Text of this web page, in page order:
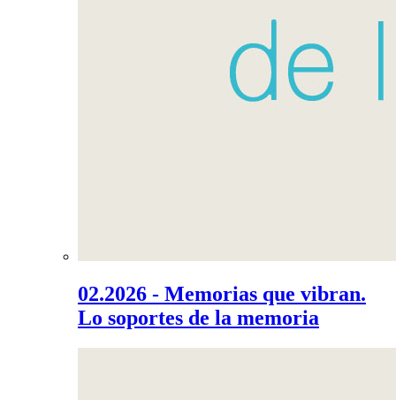
02.2026 - Memorias que vibran.
Lo soportes de la memoria